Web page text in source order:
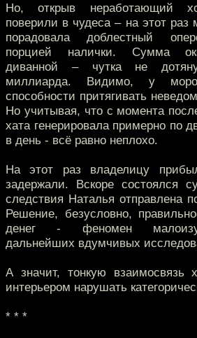
Но, открыв неработающий
поверили в чудеса – на этот раз
порадовала доблестный
порцией налички. Сумма
диванной – чутка не
миллиарда. Видимо, у
способности притягивать
Но учитывая, что с момента
хата генерировала примерно по
в день - всё равно неплохо.
На этот раз владелицу
задержали. Вскоре состоялся
следствия Наталья отправлена
Решение, безусловно,
денег - феномен
дальнейших вдумчивых
А значит, тонкую взаимосвязь
интерьером нарушать
* * *